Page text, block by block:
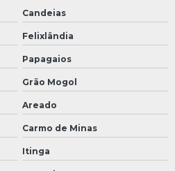
Candeias
Felixlândia
Papagaios
Grão Mogol
Areado
Carmo de Minas
Itinga